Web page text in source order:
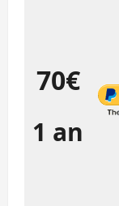
70€
1 an